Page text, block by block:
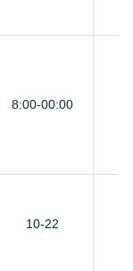
8:00-00:00
10-22